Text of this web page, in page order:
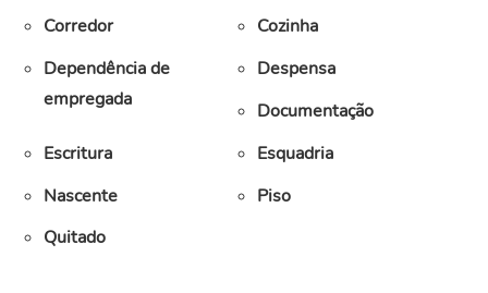
Corredor
Cozinha
Dependência de
empregada
Despensa
Documentação
Escritura
Esquadria
Nascente
Piso
Quitado